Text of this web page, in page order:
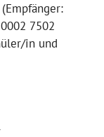
7502
in und